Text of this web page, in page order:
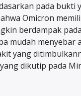
pada bukti
Omicron
berdampak
mudah menyebar
yang
dikutip pada